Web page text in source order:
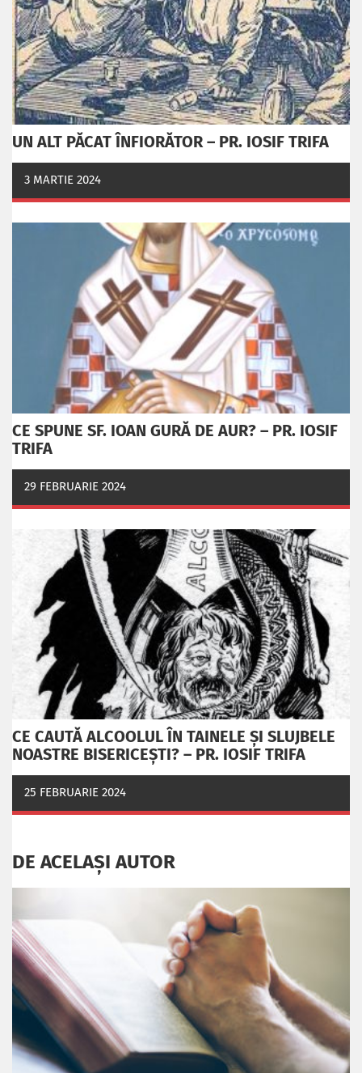
UN ALT PĂCAT ÎNFIORĂTOR – PR. IOSIF TRIFA
3 MARTIE 2024
CE SPUNE SF. IOAN GURĂ DE AUR? – PR. IOSIF
TRIFA
29 FEBRUARIE 2024
CE CAUTĂ ALCOOLUL ÎN TAINELE ŞI SLUJBELE
NOASTRE BISERICEŞTI? – PR. IOSIF TRIFA
25 FEBRUARIE 2024
DE ACELAȘI AUTOR